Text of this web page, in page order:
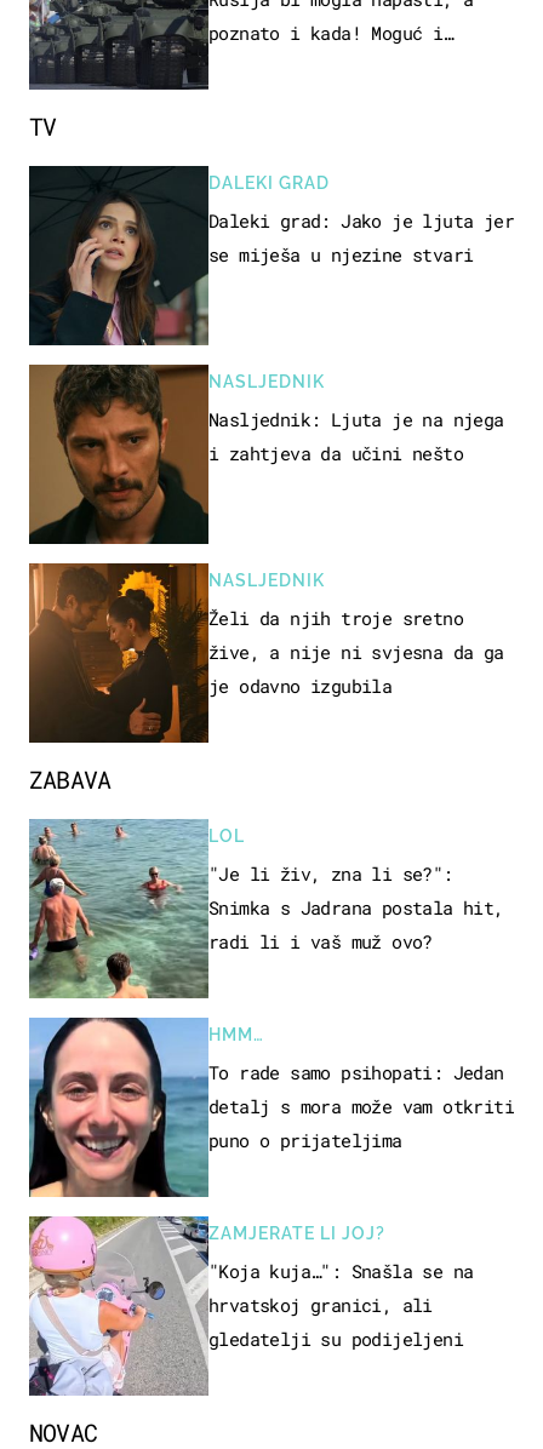
poznato i kada! Moguć i
ZABAVA
LOL
"Je li živ, zna li se?":
Snimka s Jadrana postala hit,
radi li i vaš muž ovo?
HMM…
To rade samo psihopati: Jedan
detalj s mora može vam otkriti
puno o prijateljima
ZAMJERATE LI JOJ?
"Koja kuja…": Snašla se na
hrvatskoj granici, ali
gledatelji su podijeljeni
TV
DALEKI GRAD
Daleki grad: Jako je ljuta jer
se miješa u njezine stvari
NASLJEDNIK
Nasljednik: Ljuta je na njega
i zahtjeva da učini nešto
NASLJEDNIK
Želi da njih troje sretno
žive, a nije ni svjesna da ga
je odavno izgubila
NOVAC